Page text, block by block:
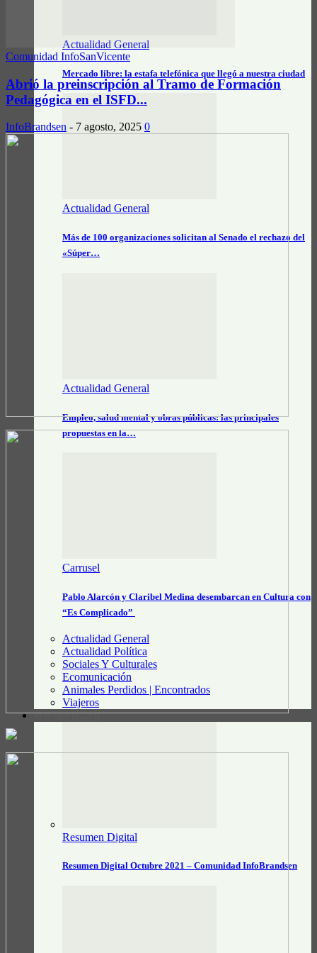
Actualidad General
Mercado libre: la estafa telefónica que llegó a nuestra ciudad
Actualidad General
Más de 100 organizaciones solicitan al Senado el rechazo del
«Súper…
Actualidad General
Empleo, salud mental y obras públicas: las principales
propuestas en la…
Carrusel
Pablo Alarcón y Claribel Medina desembarcan en Cultura con
“Es Complicado”
Actualidad General
Actualidad Política
Sociales Y Culturales
Ecomunicación
Animales Perdidos | Encontrados
Viajeros
Resumen Digital
Resumen Digital Octubre 2021 – Comunidad InfoBrandsen
Comunidad InfoSanVicente
Abrió la preinscripción al Tramo de Formación
Pedagógica en el ISFD...
InfoBrandsen - 7 agosto, 2025 0